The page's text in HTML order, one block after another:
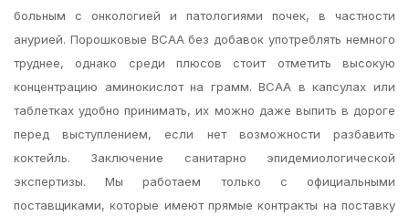
больным с онкологией и патологиями почек, в частности
анурией. Порошковые BCAA без добавок употреблять немного
труднее, однако среди плюсов стоит отметить высокую
концентрацию аминокислот на грамм. BCAA в капсулах или
таблетках удобно принимать, их можно даже выпить в дороге
перед выступлением, если нет возможности разбавить
коктейль. Заключение санитарно эпидемиологической
экспертизы. Мы работаем только с официальными
поставщиками, которые имеют прямые контракты на поставку